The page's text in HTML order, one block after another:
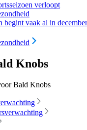
verloopt
begint vaak al in
Knobs
Bald Knobs